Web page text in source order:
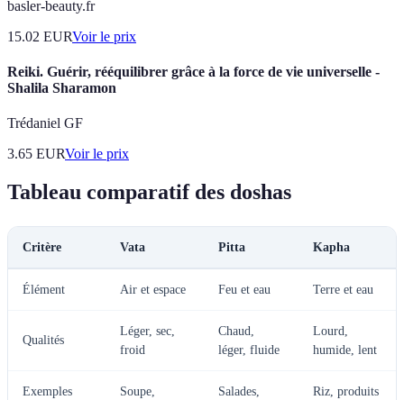
basler-beauty.fr
15.02 EURVoir le prix
Reiki. Guérir, rééquilibrer grâce à la force de vie universelle -
Shalila Sharamon
Trédaniel GF
3.65 EURVoir le prix
Tableau comparatif des doshas
Critère Vata Pitta Kapha
Élément Air et espace Feu et eau Terre et eau
Qualités
Léger, sec,
froid
Chaud,
léger, fluide
Lourd,
humide, lent
Exemples
Soupe,
Salades,
Riz, produits